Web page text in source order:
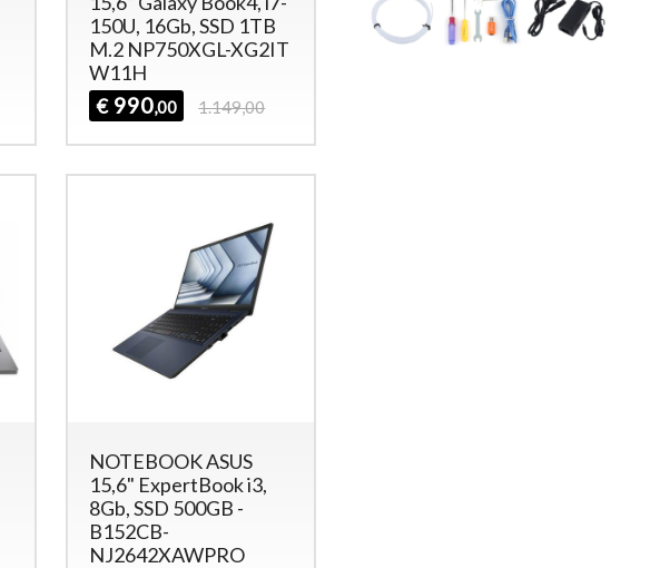
150U, 16Gb, SSD 1TB
M.2 NP750XGL-XG2IT
W11H
€ 990,00 1.149,00
NOTEBOOK ASUS
15,6" ExpertBook i3,
8Gb, SSD 500GB -
B152CB-
NJ2642XAWPRO